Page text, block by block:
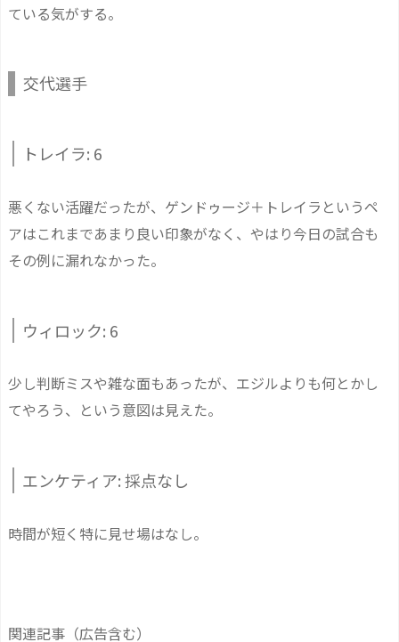
ている気がする。
交代選手
トレイラ: 6
悪くない活躍だったが、ゲンドゥージ＋トレイラというペ
アはこれまであまり良い印象がなく、やはり今日の試合も
その例に漏れなかった。
ウィロック: 6
少し判断ミスや雑な面もあったが、エジルよりも何とかし
てやろう、という意図は見えた。
エンケティア: 採点なし
時間が短く特に見せ場はなし。
関連記事（広告含む）